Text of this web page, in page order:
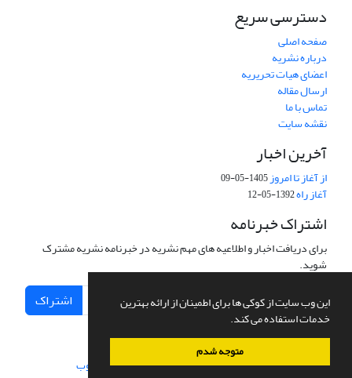
این وب سایت از کوکی ها برای اطمینان از ارائه بهترین
خدمات استفاده می کند.
متوجه شدم
دسترسی سریع
صفحه اصلی
درباره نشریه
اعضای هیات تحریریه
ارسال مقاله
تماس با ما
نقشه سایت
آخرین اخبار
از آغاز تا امروز1405-05-09
آغاز راه1392-05-12
اشتراک خبرنامه
برای دریافت اخبار و اطلاعیه های مهم نشریه در خبرنامه نشریه مشترک
شوید.
اشتراک
سامانه مدیریت نشریات علمی.طراحی و پیاده سازی از سیناوب